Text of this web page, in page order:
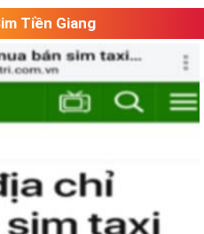
Tiền Giang